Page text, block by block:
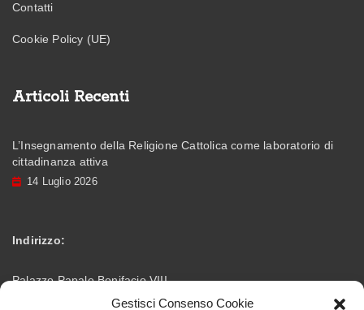
Gestisci Consenso Cookie
Contatti
Cookie Policy (UE)
Articoli Recenti
L’Insegnamento della Religione Cattolica come laboratorio di
cittadinanza attiva
14 Luglio 2026
Indirizzo:
Palazzo Papale Bonifacio VIII